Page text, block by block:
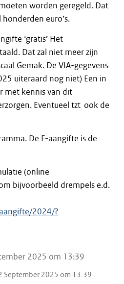
worden geregeld. Dat
euro’s.
‘gratis’ Het
Dat zal niet meer zijn
Gemak. De VIA-gegevens
uiteraard nog niet) Een in
met kennis van dit
Eventueel tzt ook de
De F-aangifte is de
(online
bijvoorbeeld drempels e.d.
2024/?
2025 om 13:39
September 2025 om 13:39